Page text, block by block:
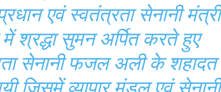
एवं स्वतंत्रता सेनानी मंत्री
श्रद्धा सुमन अर्पित करते हुए
सेनानी फजल अली के शहादत